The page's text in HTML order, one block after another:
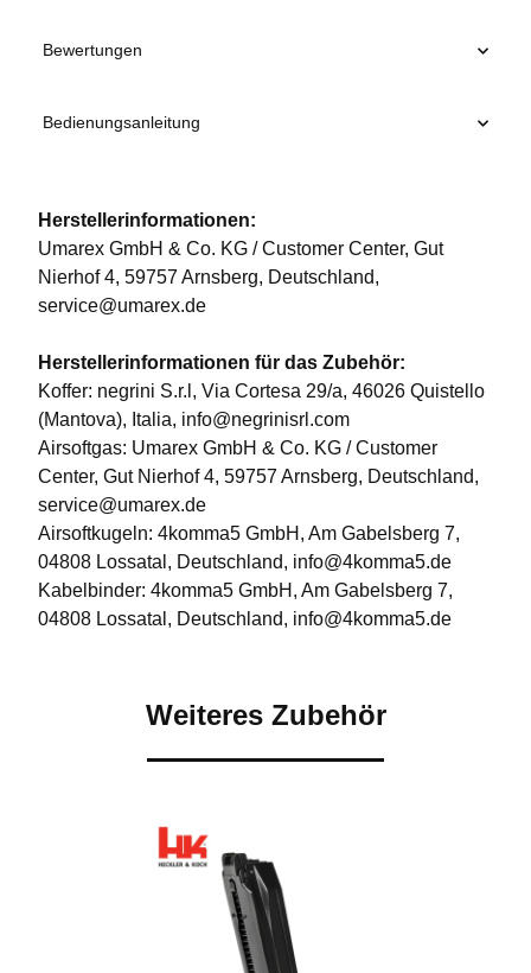
Bewertungen
Bedienungsanleitung
Herstellerinformationen:
Umarex GmbH & Co. KG / Customer Center, Gut
Nierhof 4, 59757 Arnsberg, Deutschland,
service@umarex.de
Herstellerinformationen für das Zubehör:
Koffer: negrini S.r.l, Via Cortesa 29/a, 46026 Quistello
(Mantova), Italia, info@negrinisrl.com
Airsoftgas: Umarex GmbH & Co. KG / Customer
Center, Gut Nierhof 4, 59757 Arnsberg, Deutschland,
service@umarex.de
Airsoftkugeln: 4komma5 GmbH, Am Gabelsberg 7,
04808 Lossatal, Deutschland, info@4komma5.de
Kabelbinder: 4komma5 GmbH, Am Gabelsberg 7,
04808 Lossatal, Deutschland, info@4komma5.de
Weiteres Zubehör